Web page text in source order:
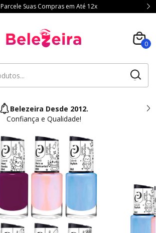
Parcele Suas Compras em Até 12x
0
Belezeira Desde 2012.
Confiança e Qualidade!